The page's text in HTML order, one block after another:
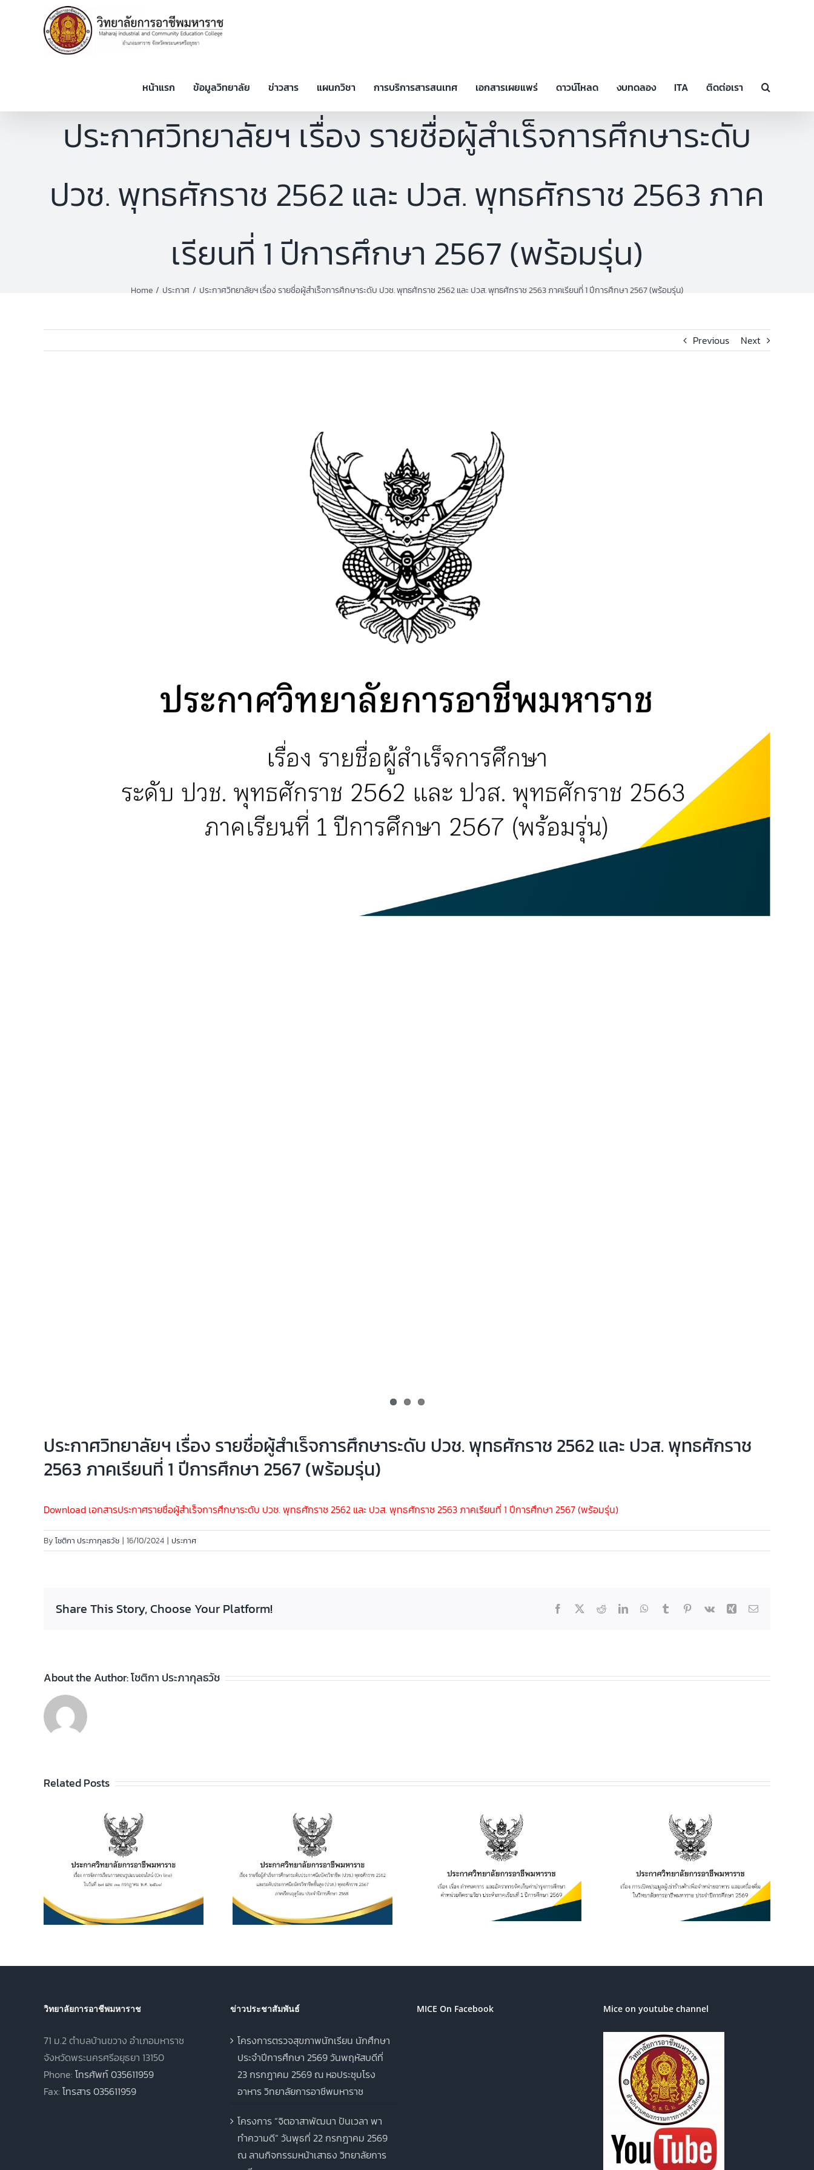
หน้าแรก ข้อมูลวิทยาลัย ข่าวสาร แผนกวิชา การบริการสารสนเทศ เอกสารเผยแพร่ ดาวน์โหลด งบทดลอง ITA ติดต่อเรา
ประกาศวิทยาลัยฯ เรื่อง รายชื่อผู้สำเร็จการศึกษาระดับ
ปวช. พุทธศักราช 2562 และ ปวส. พุทธศักราช 2563 ภาค
เรียนที่ 1 ปีการศึกษา 2567 (พร้อมรุ่น)
Home ประกาศ ประกาศวิทยาลัยฯ เรื่อง รายชื่อผู้สำเร็จการศึกษาระดับ ปวช. พุทธศักราช 2562 และ ปวส. พุทธศักราช 2563 ภาคเรียนที่ 1 ปีการศึกษา 2567 (พร้อมรุ่น)
Previous Next
ประกาศวิทยาลัยฯ เรื่อง รายชื่อผู้สำเร็จการศึกษาระดับ ปวช. พุทธศักราช 2562 และ ปวส. พุทธศักราช
2563 ภาคเรียนที่ 1 ปีการศึกษา 2567 (พร้อมรุ่น)
Download เอกสารประกาศรายชื่อผู้สำเร็จการศึกษาระดับ ปวช. พุทธศักราช 2562 และ ปวส. พุทธศักราช 2563 ภาคเรียนที่ 1 ปีการศึกษา 2567 (พร้อมรุ่น)
By โชติกา ประภากุลธวัช | 16/10/2024 | ประกาศ
Share This Story, Choose Your Platform! Facebook RedditLinkedInWhatsApp
Tumblr Pinterest
Vk Xing Email
About the Author:โชติกา ประภากุลธวัช
Related Posts
ประกาศวิทยาลัยฯ เรื่อง
รายชื่อผู้สำเร็จการศึกษา
ระดับประกาศนียบัตร
วิชาชีพ (ปวช.) พุทธศักราช
2562 และระดับ
ประกาศนียบัตรวิชาชีพชั้น
สูง (ปวส.) พุทธศักราช
2567 ภาคเรียนฤดูร้อน
ประกาศวิทยาลัยฯ เรื่อง
เรื่อง กำหนดการ และอัตรา
การจัดเก็บค่าบำรุงการ
ศึกษา ค่าหน่วยกิตรายวิชา
ประจำภาคเรียนที่ 1 ปีการ
ศึกษา 2569
ประกาศวิทยาลัยฯ เรื่อง
การเปิดประมูลผู้เช่าร้านค้า
เพื่อจำหน่ายอาหาร และ
เครื่องดื่ม ในวิทยาลัยการ
อาชีพมหาราช ประจำปีการ
ศึกษา 2569
วิทยาลัยการอาชีพมหาราช
71 ม.2 ตำบลบ้านขวาง อำเภอมหาราช
จังหวัดพระนครศรีอยุธยา 13150
Phone: โทรศัพท์ 035611959
Fax: โทรสาร 035611959
ข่าวประชาสัมพันธ์
โครงการตรวจสุขภาพนักเรียน นักศึกษา
ประจำปีการศึกษา 2569 วันพฤหัสบดีที่
23 กรกฎาคม 2569 ณ หอประชุมโรง
อาหาร วิทยาลัยการอาชีพมหาราช
โครงการ “จิตอาสาพัฒนา ปันเวลา พา
ทำความดี” วันพุธที่ 22 กรกฎาคม 2569
ณ ลานกิจกรรมหน้าเสาธง วิทยาลัยการ
MICE On Facebook Mice on youtube channel